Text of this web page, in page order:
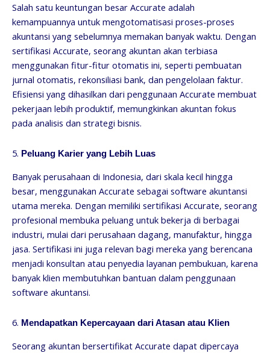
Salah satu keuntungan besar Accurate adalah
kemampuannya untuk mengotomatisasi proses-proses
akuntansi yang sebelumnya memakan banyak waktu. Dengan
sertifikasi Accurate, seorang akuntan akan terbiasa
menggunakan fitur-fitur otomatis ini, seperti pembuatan
jurnal otomatis, rekonsiliasi bank, dan pengelolaan faktur.
Efisiensi yang dihasilkan dari penggunaan Accurate membuat
pekerjaan lebih produktif, memungkinkan akuntan fokus
pada analisis dan strategi bisnis.
5. Peluang Karier yang Lebih Luas
Banyak perusahaan di Indonesia, dari skala kecil hingga
besar, menggunakan Accurate sebagai software akuntansi
utama mereka. Dengan memiliki sertifikasi Accurate, seorang
profesional membuka peluang untuk bekerja di berbagai
industri, mulai dari perusahaan dagang, manufaktur, hingga
jasa. Sertifikasi ini juga relevan bagi mereka yang berencana
menjadi konsultan atau penyedia layanan pembukuan, karena
banyak klien membutuhkan bantuan dalam penggunaan
software akuntansi.
6. Mendapatkan Kepercayaan dari Atasan atau Klien
Seorang akuntan bersertifikat Accurate dapat dipercaya